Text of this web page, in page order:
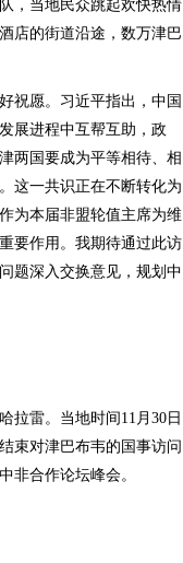
，当地民众跳起欢快热情
店的街道沿途，数万津巴
愿。习近平指出，中国
展进程中互帮互助，政
两国要成为平等相待、相
这一共识正在不断转化为
为本届非盟轮值主席为维
要作用。我期待通过此访
题深入交换意见，规划中
雷。当地时间11月30日
束对津巴布韦的国事访问
非合作论坛峰会。